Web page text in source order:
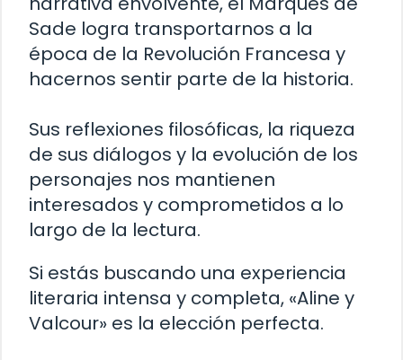
Sade logra transportarnos a la
época de la Revolución Francesa y
hacernos sentir parte de la historia.
Sus reflexiones filosóficas, la riqueza
de sus diálogos y la evolución de los
personajes nos mantienen
interesados y comprometidos a lo
largo de la lectura.
Si estás buscando una experiencia
literaria intensa y completa, «Aline y
Valcour» es la elección perfecta.